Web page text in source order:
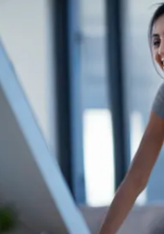
Gestiona
los gastos
Identifica
Emburse AI